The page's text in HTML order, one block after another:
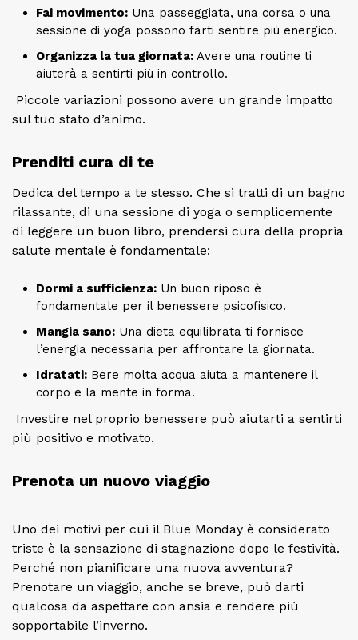
Fai movimento: Una passeggiata, una corsa o una
sessione di yoga possono farti sentire più energico.
Organizza la tua giornata: Avere una routine ti
aiuterà a sentirti più in controllo.
Piccole variazioni possono avere un grande impatto
sul tuo stato d’animo.
Prenditi cura di te
Dedica del tempo a te stesso. Che si tratti di un bagno
rilassante, di una sessione di yoga o semplicemente
di leggere un buon libro, prendersi cura della propria
salute mentale è fondamentale:
Dormi a sufficienza: Un buon riposo è
fondamentale per il benessere psicofisico.
Mangia sano: Una dieta equilibrata ti fornisce
l’energia necessaria per affrontare la giornata.
Idratati: Bere molta acqua aiuta a mantenere il
corpo e la mente in forma.
Investire nel proprio benessere può aiutarti a sentirti
più positivo e motivato.
Prenota un nuovo viaggio
Uno dei motivi per cui il Blue Monday è considerato
triste è la sensazione di stagnazione dopo le festività.
Perché non pianificare una nuova avventura?
Prenotare un viaggio, anche se breve, può darti
qualcosa da aspettare con ansia e rendere più
sopportabile l’inverno.